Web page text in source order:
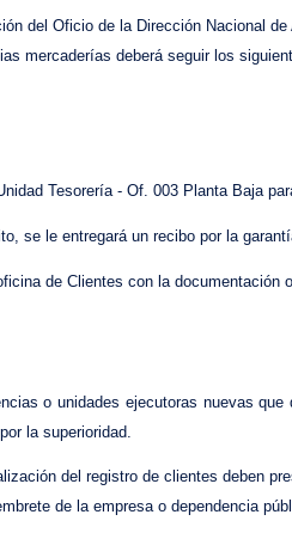
del Oficio de la Dirección Nacional
mercaderías deberá seguir los
Tesorería - Of. 003 Planta Baja
se le entregará un recibo por la
de Clientes con la documentación
o unidades ejecutoras nuevas
la superioridad.
del registro de clientes deben
de la empresa o dependencia